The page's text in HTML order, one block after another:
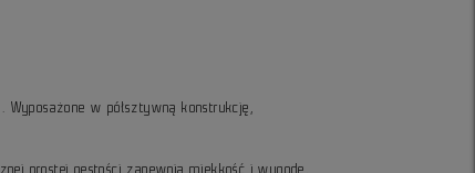
w półsztywną konstrukcję,
prostej gęstości zapewnia miękkość i wygodę,